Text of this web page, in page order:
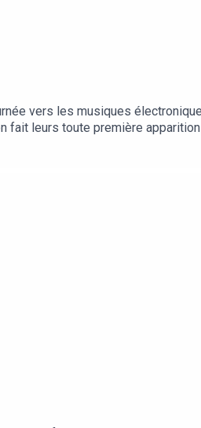
vers les musiques
fait leurs toute première